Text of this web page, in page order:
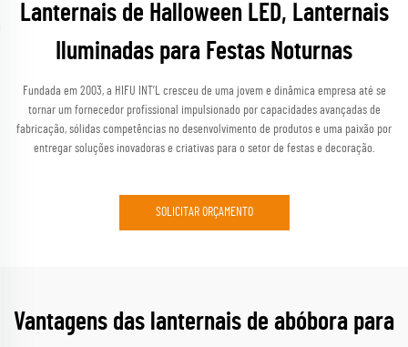
Lanternais de Halloween LED, Lanternais
Iluminadas para Festas Noturnas
Fundada em 2003, a HIFU INT’L cresceu de uma jovem e dinâmica empresa até se
tornar um fornecedor profissional impulsionado por capacidades avançadas de
fabricação, sólidas competências no desenvolvimento de produtos e uma paixão por
entregar soluções inovadoras e criativas para o setor de festas e decoração.
SOLICITAR ORÇAMENTO
Vantagens das lanternais de abóbora para